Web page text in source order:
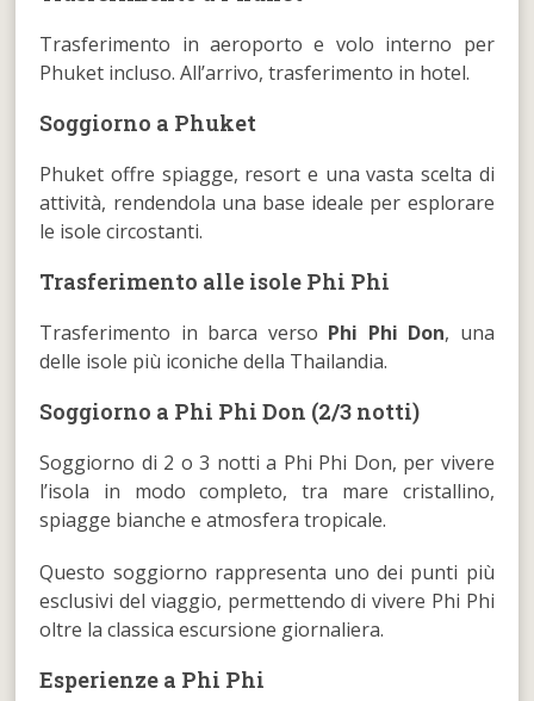
Trasferimento in aeroporto e volo interno per
Phuket incluso. All’arrivo, trasferimento in hotel.
Soggiorno a Phuket
Phuket offre spiagge, resort e una vasta scelta di
attività, rendendola una base ideale per esplorare
le isole circostanti.
Trasferimento alle isole Phi Phi
Trasferimento in barca verso Phi Phi Don, una
delle isole più iconiche della Thailandia.
Soggiorno a Phi Phi Don (2/3 notti)
Soggiorno di 2 o 3 notti a Phi Phi Don, per vivere
l’isola in modo completo, tra mare cristallino,
spiagge bianche e atmosfera tropicale.
Questo soggiorno rappresenta uno dei punti più
esclusivi del viaggio, permettendo di vivere Phi Phi
oltre la classica escursione giornaliera.
Esperienze a Phi Phi